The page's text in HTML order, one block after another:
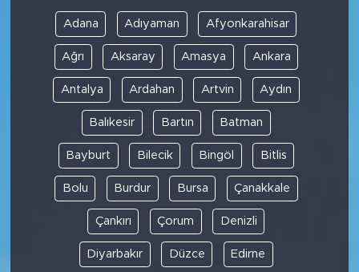
Adana Adıyaman Afyonkarahisar
Ağrı Aksaray Amasya Ankara
Antalya Ardahan Artvin Aydın
Balıkesir Bartın Batman
Bayburt Bilecik Bingöl Bitlis
Bolu Burdur Bursa Çanakkale
Çankırı Çorum Denizli
Diyarbakır Düzce Edirne